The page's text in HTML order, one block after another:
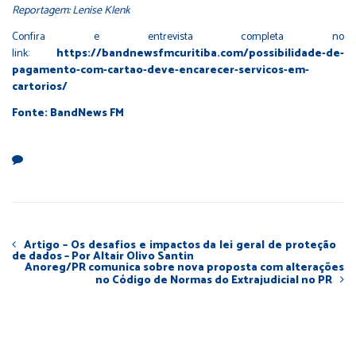
Reportagem: Lenise Klenk
Confira e entrevista completa no
link: https://bandnewsfmcuritiba.com/possibilidade-de-
pagamento-com-cartao-deve-encarecer-servicos-em-
cartorios/
Fonte: BandNews FM
Artigo – Os desafios e impactos da lei geral de proteção
de dados – Por Altair Olivo Santin
Anoreg/PR comunica sobre nova proposta com alterações
no Código de Normas do Extrajudicial no PR